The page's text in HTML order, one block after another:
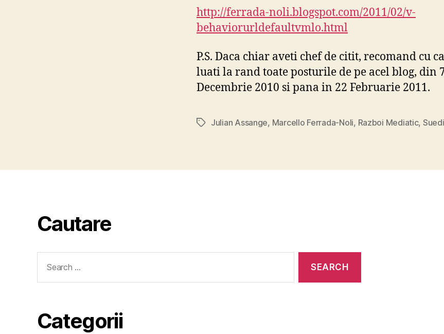
http://ferrada-noli.blogspot.com/2011/02/v-
behaviorurldefaultvmlo.html
P.S. Daca chiar aveti chef de citit, recomand cu
luati la rand toate posturile de pe acel blog, din
Decembrie 2010 si pana in 22 Februarie 2011.
TagsJulian Assange, Marcello Ferrada-Noli, Razboi Mediatic,
Cautare
for:
Categorii